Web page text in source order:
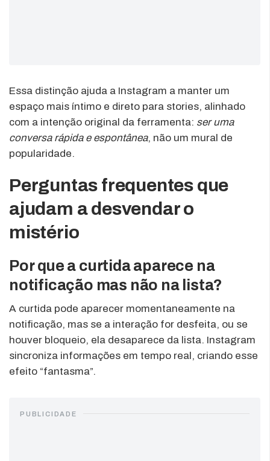
Essa distinção ajuda a Instagram a manter um
espaço mais íntimo e direto para stories, alinhado
com a intenção original da ferramenta: ser uma
conversa rápida e espontânea, não um mural de
popularidade.
Perguntas frequentes que
ajudam a desvendar o
mistério
Por que a curtida aparece na
notificação mas não na lista?
A curtida pode aparecer momentaneamente na
notificação, mas se a interação for desfeita, ou se
houver bloqueio, ela desaparece da lista. Instagram
sincroniza informações em tempo real, criando esse
efeito “fantasma”.
PUBLICIDADE